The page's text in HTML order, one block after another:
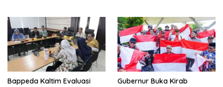
Bappeda Kaltim Evaluasi
Gubernur Buka Kirab